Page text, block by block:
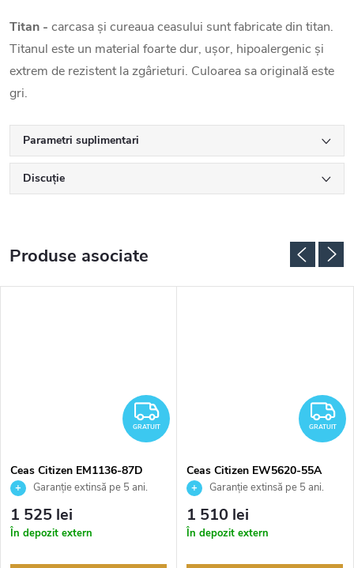
Titan - carcasa și cureaua ceasului sunt fabricate din titan.
Titanul este un material foarte dur, ușor, hipoalergenic și
extrem de rezistent la zgârieturi. Culoarea sa originală este
gri.
Parametri suplimentari
Discuţie
Produse asociate
GRATUIT
GRATUIT
Ceas Citizen EM1136-87D
Garanție extinsă pe 5 ani.
Până la 100 de zile pentru
returnarea bunurilor. Vânzător
autorizat
1 525 lei
În depozit extern
GRATUIT
Ceas Citizen EW5620-55A
Garanție extinsă pe 5 ani.
Până la 100 de zile pentru
returnarea bunurilor. Vânzător
autorizat
1 510 lei
În depozit extern